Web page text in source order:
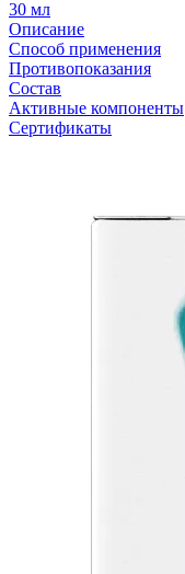
30 мл
Описание
Способ применения
Противопоказания
Состав
Активные компоненты
Сертификаты